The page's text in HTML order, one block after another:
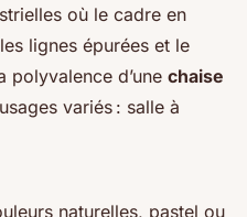
où le cadre en
lignes épurées et le
d’une chaise
variés : salle à
naturelles, pastel ou